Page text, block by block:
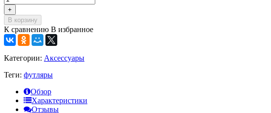
+
В корзину
К сравнению В избранное
Категории: Аксессуары
Теги: футляры
Обзор
Характеристики
Отзывы